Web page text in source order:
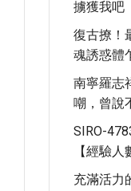
擄獲我吧
復古撩！
魂誘惑體
南寧羅志
嘲，曾說
SIRO-
【經驗
充滿活力